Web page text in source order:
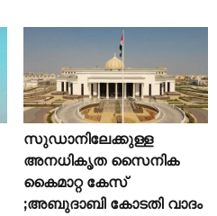
സുഡാനിലേക്കുള്ള
അനധികൃത സൈനിക
കൈമാറ്റ കേസ്
;അബുദാബി കോടതി വാദം